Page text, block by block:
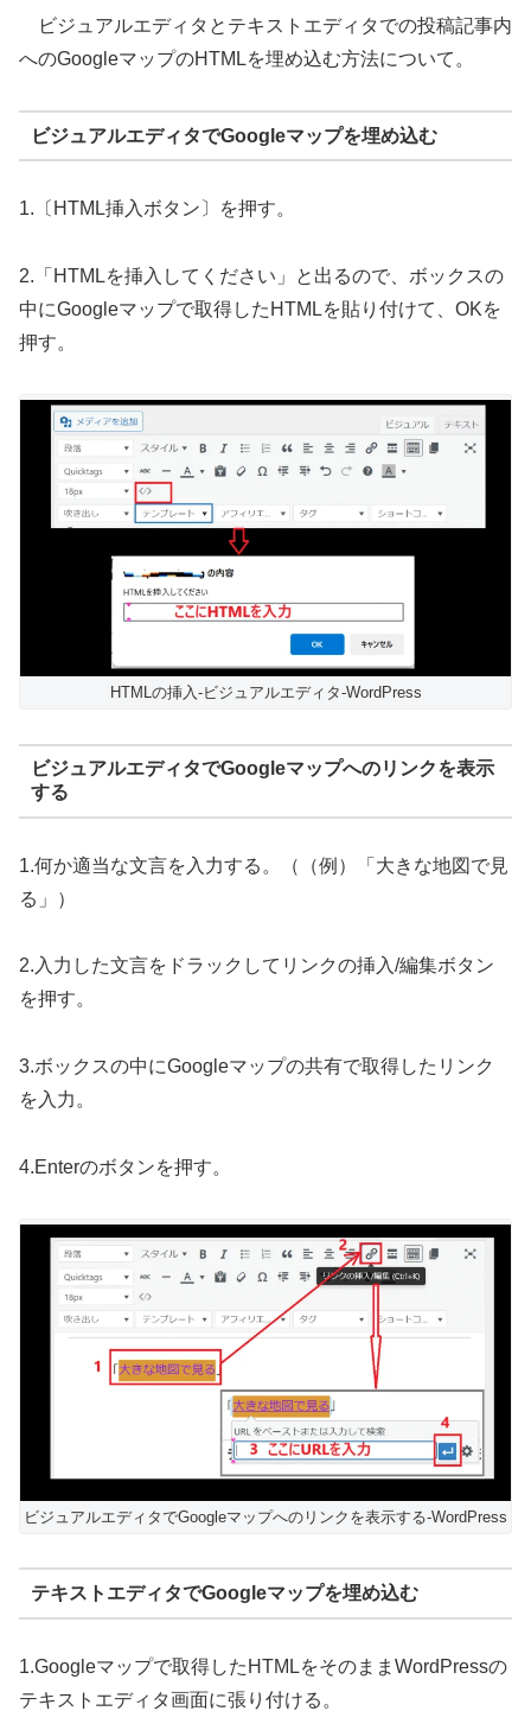
ビジュアルエディタとテキストエディタでの投稿記事内
へのGoogleマップのHTMLを埋め込む方法について。
ビジュアルエディタでGoogleマップを埋め込む
1.〔HTML挿入ボタン〕を押す。
2.「HTMLを挿入してください」と出るので、ボックスの
中にGoogleマップで取得したHTMLを貼り付けて、OKを
押す。
HTMLの挿入-ビジュアルエディタ-WordPress
ビジュアルエディタでGoogleマップへのリンクを表示
する
1.何か適当な文言を入力する。（（例）「大きな地図で見
る」）
2.入力した文言をドラックしてリンクの挿入/編集ボタン
を押す。
3.ボックスの中にGoogleマップの共有で取得したリンク
を入力。
4.Enterのボタンを押す。
ビジュアルエディタでGoogleマップへのリンクを表示する-WordPress
テキストエディタでGoogleマップを埋め込む
1.Googleマップで取得したHTMLをそのままWordPressの
テキストエディタ画面に張り付ける。